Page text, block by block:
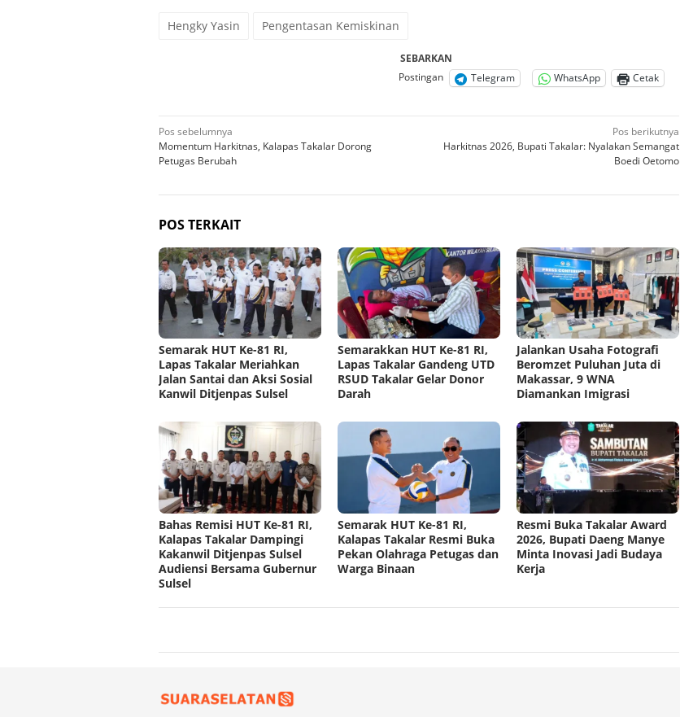
Hengky Yasin Pengentasan Kemiskinan
SEBARKAN
Postingan
Telegram WhatsApp Cetak
Navigasi
pos
Pos sebelumnya
Momentum Harkitnas, Kalapas Takalar Dorong
Petugas Berubah
Pos berikutnya
Harkitnas 2026, Bupati Takalar: Nyalakan Semangat
Boedi Oetomo
POS TERKAIT
Semarak HUT Ke-81 RI,
Lapas Takalar Meriahkan
Jalan Santai dan Aksi Sosial
Kanwil Ditjenpas Sulsel
Semarakkan HUT Ke-81 RI,
Lapas Takalar Gandeng UTD
RSUD Takalar Gelar Donor
Darah
Jalankan Usaha Fotografi
Beromzet Puluhan Juta di
Makassar, 9 WNA
Diamankan Imigrasi
Bahas Remisi HUT Ke-81 RI,
Kalapas Takalar Dampingi
Kakanwil Ditjenpas Sulsel
Audiensi Bersama Gubernur
Sulsel
Semarak HUT Ke-81 RI,
Kalapas Takalar Resmi Buka
Pekan Olahraga Petugas dan
Warga Binaan
Resmi Buka Takalar Award
2026, Bupati Daeng Manye
Minta Inovasi Jadi Budaya
Kerja